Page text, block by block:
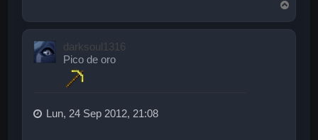
r
darksoul1316
Pico de oro
Lun, 24 Sep 2012, 21:08